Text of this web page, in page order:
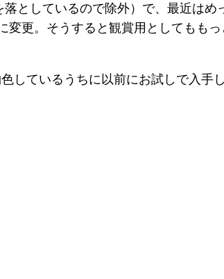
としているので除外）で、最近はめ
更。そうすると観賞用としてもも
しているうちに以前にお試しで入手